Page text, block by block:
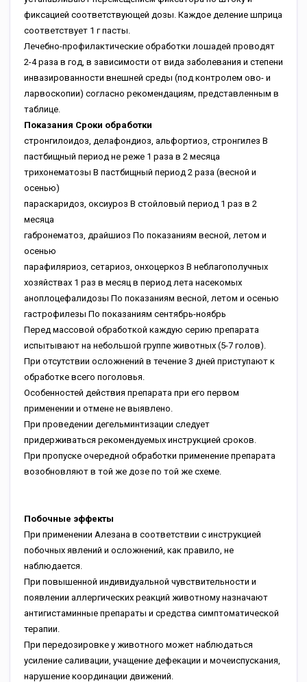
фиксацией соответствующей дозы. Каждое деление шприца
соответствует 1 г пасты.
Лечебно-профилактические обработки лошадей проводят
2-4 раза в год, в зависимости от вида заболевания и степени
инвазированности внешней среды (под контролем ово- и
ларвоскопии) согласно рекомендациям, представленным в
таблице.
Показания Сроки обработки
стронгилоидоз, делафондиоз, альфортиоз, стронгилез В
пастбищный период не реже 1 раза в 2 месяца
трихонематозы В пастбищный период 2 раза (весной и
осенью)
параскаридоз, оксиуроз В стойловый период 1 раз в 2
месяца
габронематоз, драйшиоз По показаниям весной, летом и
осенью
парафиляриоз, сетариоз, онхоцеркоз В неблагополучных
хозяйствах 1 раз в месяц в период лета насекомых
аноплоцефалидозы По показаниям весной, летом и осенью
гастрофилезы По показаниям сентябрь-ноябрь
Перед массовой обработкой каждую серию препарата
испытывают на небольшой группе животных (5-7 голов).
При отсутствии осложнений в течение 3 дней приступают к
обработке всего поголовья.
Особенностей действия препарата при его первом
применении и отмене не выявлено.
При проведении дегельминтизации следует
придерживаться рекомендуемых инструкцией сроков.
При пропуске очередной обработки применение препарата
возобновляют в той же дозе по той же схеме.
Побочные эффекты
При применении Алезана в соответствии с инструкцией
побочных явлений и осложнений, как правило, не
наблюдается.
При повышенной индивидуальной чувствительности и
появлении аллергических реакций животному назначают
антигистаминные препараты и средства симптоматической
терапии.
При передозировке у животного может наблюдаться
усиление саливации, учащение дефекации и мочеиспускания,
нарушение координации движений.